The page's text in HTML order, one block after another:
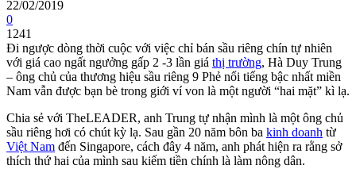
22/02/2019
0
1241
Đi ngược dòng thời cuộc với việc chỉ bán sầu riêng chín tự nhiên
với giá cao ngất ngưởng gấp 2 -3 lần giá thị trường, Hà Duy Trung
– ông chủ của thương hiệu sầu riêng 9 Phẻ nổi tiếng bậc nhất miền
Nam vẫn được bạn bè trong giới ví von là một người “hai mặt” kì lạ.
Chia sẻ với TheLEADER, anh Trung tự nhận mình là một ông chủ
sầu riêng hơi có chút kỳ lạ. Sau gần 20 năm bôn ba kinh doanh từ
Việt Nam đến Singapore, cách đây 4 năm, anh phát hiện ra rằng sở
thích thứ hai của mình sau kiếm tiền chính là làm nông dân.